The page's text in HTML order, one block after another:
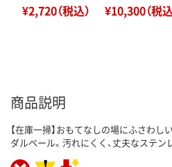
¥2,720（税込） ¥10,300（税込
商品説明
【在庫一掃】おもてなしの場にふさわし
ダルペール。汚れにくく、丈夫なステン